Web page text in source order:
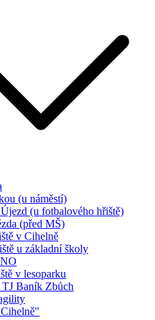
(u náměstí)
(u fotbalového hřiště)
(před MŠ)
v Cihelně
u základní školy
v lesoparku
TJ Baník Zbůch